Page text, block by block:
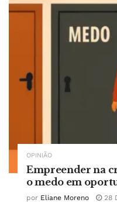
OPINIÃO
Empreender na
o medo em
por Eliane Moreno 28